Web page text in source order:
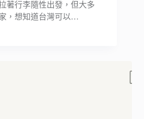
著行李隨性出發，但大多
，想知道台灣可以…